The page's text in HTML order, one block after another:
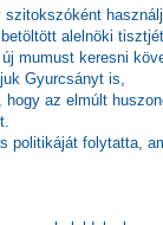
alelnöki tisztjét.
mumust keresni
Gyurcsányt is,
az elmúlt
folytatta,